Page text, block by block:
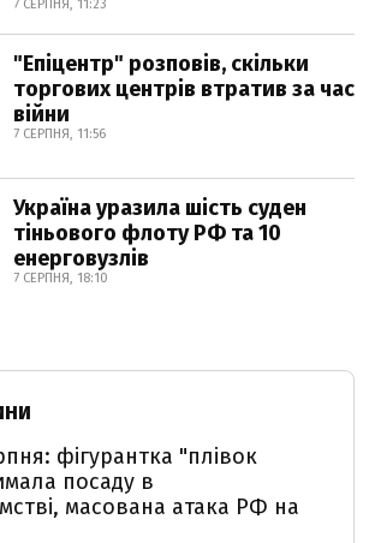
7 СЕРПНЯ, 11:23
"Епіцентр" розповів, скільки
торгових центрів втратив за час
війни
7 СЕРПНЯ, 11:56
Україна уразила шість суден
тіньового флоту РФ та 10
енерговузлів
7 СЕРПНЯ, 18:10
фігурантка "плівок
посаду в
масована атака РФ на